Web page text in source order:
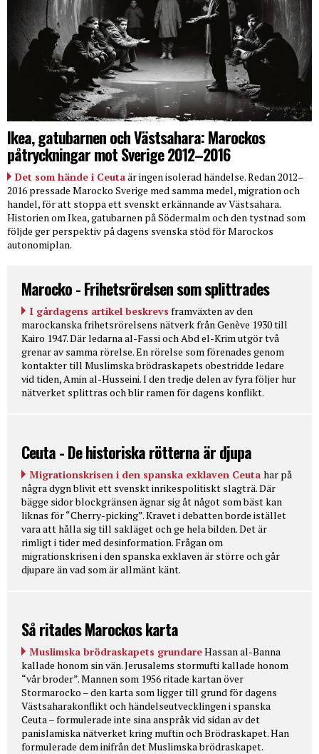
Ikea, gatubarnen och Västsahara: Marockos
påtryckningar mot Sverige 2012–2016
Det som hände i Ceutaär ingen isolerad händelse. Redan 2012–
2016 pressade Marocko Sverige med samma medel, migration och
handel, för att stoppa ett svenskt erkännande av Västsahara.
Historien om Ikea, gatubarnen på Södermalm och den tystnad som
följde ger perspektiv på dagens svenska stöd för Marockos
autonomiplan.
Marocko - Frihetsrörelsen som splittrades
I gårdagens artikel beskrevs framväxten av den
marockanska frihetsrörelsens nätverk från Genève 1930 till
Kairo 1947. Där ledarna al-Fassi och Abd el-Krim utgör två
grenar av samma rörelse. En rörelse som förenades genom
kontakter till Muslimska brödraskapets obestridde ledare
vid tiden, Amin al-Husseini. I den tredje delen av fyra följer hur
nätverket splittras och blir ramen för dagens konflikt.
Ceuta - De historiska rötterna är djupa
Migrationskrisen i den spanska exklaven Ceuta har på
några dygn blivit ett svenskt inrikespolitiskt slagträ. Där
bägge sidor blockgränsen ägnar sig åt något som bäst kan
liknas för “Cherry-picking”. Kravet i debatten borde istället
vara att hålla sig till sakläget och ge hela bilden. Det är
rimligt i tider med desinformation. Frågan om
migrationskrisen i den spanska exklaven är större och går
djupare än vad som är allmänt känt.
Så ritades Marockos karta
Muslimska brödraskapets grundareHassan al-Banna
kallade honom sin vän. Jerusalems stormufti kallade honom
“vår broder”. Mannen som 1956 ritade kartan över
Stormarocko – den karta som ligger till grund för dagens
Västsaharakonflikt och händelseutvecklingen i spanska
Ceuta – formulerade inte sina anspråk vid sidan av det
panislamiska nätverket kring muftin och Brödraskapet. Han
formulerade dem inifrån det Muslimska brödraskapet.